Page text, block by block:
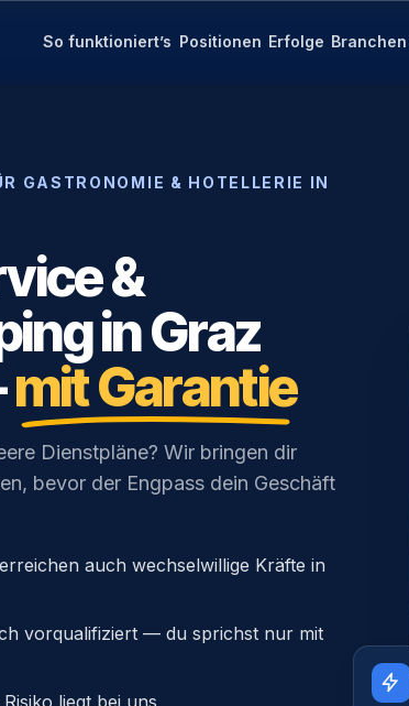
So funktioniert’s Positionen Erfolge Branchen
GASTRONOMIE & HOTELLERIE IN
&
in Graz
mit Garantie
Dienstpläne? Wir bringen dir
bevor der Engpass dein Geschäft
auch wechselwillige Kräfte in
vorqualifiziert — du sprichst nur mit
liegt bei uns